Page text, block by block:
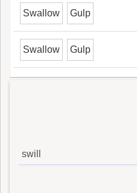
Swallow Gulp
Swallow Gulp
swill